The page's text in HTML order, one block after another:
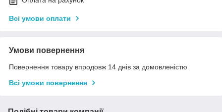
Всі умови оплати
Умови повернення
Повернення товару впродовж 14 днів за домовленістю
Всі умови повернення